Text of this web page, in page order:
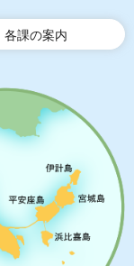
各課の案内